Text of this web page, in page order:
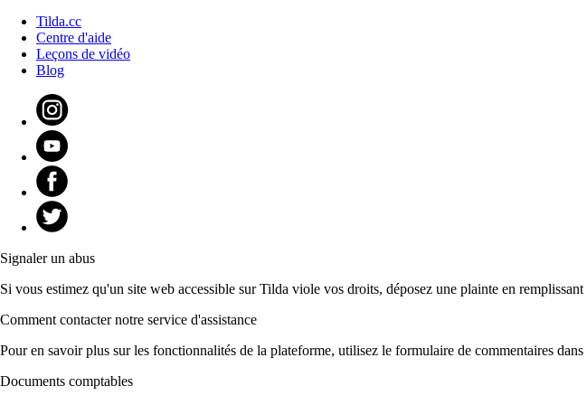
Tilda.cc
Centre d'aide
Leçons de vidéo
Blog
Signaler un abus
Si vous estimez qu'un site web accessible sur Tilda viole vos droits, déposez une plainte en remplissant
Comment contacter notre service d'assistance
Pour en savoir plus sur les fonctionnalités de la plateforme, utilisez le formulaire de commentaires
Documents comptables